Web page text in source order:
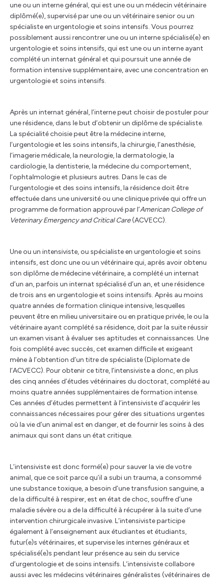
une ou un interne général, qui est une ou un médecin vétérinaire
diplômé(e), supervisé par une ou un vétérinaire senior ou un
spécialiste en urgentologie et soins intensifs. Vous pourrez
possiblement aussi rencontrer une ou un interne spécialisé(e) en
urgentologie et soins intensifs, qui est une ou un interne ayant
complété un internat général et qui poursuit une année de
formation intensive supplémentaire, avec une concentration en
urgentologie et soins intensifs.
Après un internat général, l’interne peut choisir de postuler pour
une résidence, dans le but d’obtenir un diplôme de spécialiste.
La spécialité choisie peut être la médecine interne,
l’urgentologie et les soins intensifs, la chirurgie, l’anesthésie,
l’imagerie médicale, la neurologie, la dermatologie, la
cardiologie, la dentisterie, la médecine du comportement,
l’ophtalmologie et plusieurs autres. Dans le cas de
l’urgentologie et des soins intensifs, la résidence doit être
effectuée dans une université ou une clinique privée qui offre un
programme de formation approuvé par l’American College of
Veterinary Emergency and Critical Care(ACVECC).
Une ou un intensiviste, ou spécialiste en urgentologie et soins
intensifs, est donc une ou un vétérinaire qui, après avoir obtenu
son diplôme de médecine vétérinaire, a complété un internat
d’un an, parfois un internat spécialisé d’un an, et une résidence
de trois ans en urgentologie et soins intensifs. Après au moins
quatre années de formation clinique intensive, lesquelles
peuvent être en milieu universitaire ou en pratique privée, le ou la
vétérinaire ayant complété sa résidence, doit par la suite réussir
un examen visant à évaluer ses aptitudes et connaissances. Une
fois complété avec succès, cet examen difficile et exigeant
mène à l’obtention d’un titre de spécialiste (Diplomate de
l’ACVECC). Pour obtenir ce titre, l’intensiviste a donc, en plus
des cinq années d’études vétérinaires du doctorat, complété au
moins quatre années supplémentaires de formation intense.
Ces années d’études permettent à l’intensiviste d’acquérir les
connaissances nécessaires pour gérer des situations urgentes
où la vie d’un animal est en danger, et de fournir les soins à des
animaux qui sont dans un état critique.
L’intensiviste est donc formé(e) pour sauver la vie de votre
animal, que ce soit parce qu’il a subi un trauma, a consommé
une substance toxique, a besoin d’une transfusion sanguine, a
de la difficulté à respirer, est en état de choc, souffre d’une
maladie sévère ou a de la difficulté à récupérer à la suite d’une
intervention chirurgicale invasive. L’intensiviste participe
également à l’enseignement aux étudiantes et étudiants,
futur(e)s vétérinaires, et supervise les internes généraux et
spécialisé(e)s pendant leur présence au sein du service
d’urgentologie et de soins intensifs. L’intensiviste collabore
aussi avec les médecins vétérinaires généralistes (vétérinaires de